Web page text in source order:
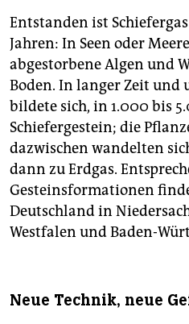
Entstanden ist
Jahren: In Seen oder
abgestorbene Algen und
Boden. In langer Zeit und
bildete sich, in 1.000 bis
Schiefergestein; die
dazwischen wandelten
dann zu Erdgas.
Gesteinsformationen
Deutschland in
Westfalen und Baden-
Neue Technik, neue